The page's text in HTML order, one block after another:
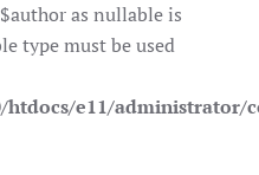
as nullable is
type must be used
htdocs/e11/